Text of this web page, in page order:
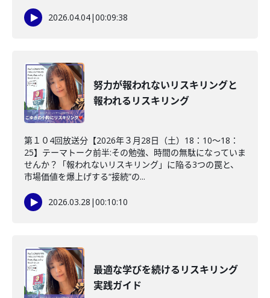
2026.04.04|00:09:38
努力が報われないリスキリングと
報われるリスキリング
第１０4回放送分【2026年３月28日（土）18：10～18：
25】テーマトーク前半:その勉強、時間の無駄になっていま
せんか？「報われないリスキリング」に陥る3つの罠と、
市場価値を爆上げする“接続”の...
2026.03.28 |00:10:10
最適な学びを続けるリスキリング
実践ガイド